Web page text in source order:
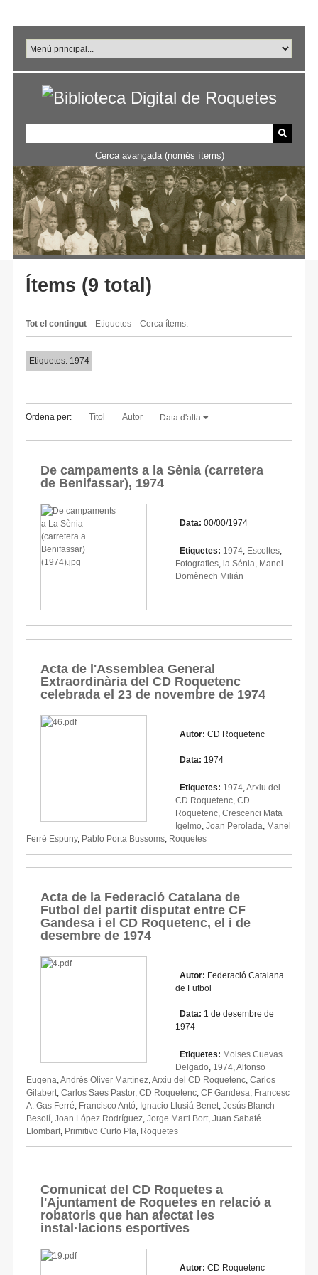
principal
Cerca avançada (només ítems)
Ítems (9 total)
Tot el contingut Etiquetes Cerca ítems.
Etiquetes: 1974
Ordena per: Títol Autor Data d'alta
De campaments a la Sènia (carretera
de Benifassar), 1974
Data: 00/00/1974
Etiquetes: 1974 Escoltes
Fotografies la Sénia Manel
Domènech Milián
Acta de l'Assemblea General
Extraordinària del CD Roquetenc
celebrada el 23 de novembre de 1974
Autor: CD Roquetenc
Data: 1974
Etiquetes: 1974 Arxiu del
CD Roquetenc CD
Roquetenc Crescenci Mata
Igelmo Joan Perolada Manel
Ferré Espuny, Pablo Porta Bussoms Roquetes
Acta de la Federació Catalana de
Futbol del partit disputat entre CF
Gandesa i el CD Roquetenc, el i de
desembre de 1974
Autor: Federació Catalana
de Futbol
Data: 1 de desembre de
1974
Etiquetes: Moises Cuevas
Delgado 1974 Alfonso
Eugena Andrés Oliver Martínez Arxiu del CD Roquetenc Carlos
Gilabert Carlos Saes Pastor, CD Roquetenc CF Gandesa Francesc
A. Gas Ferré Francisco Antó Ignacio Llusiá Benet Jesús Blanch
Besolí Joan López Rodríguez Jorge Marti Bort Juan Sabaté
Llombart Primitivo Curto Pla Roquetes
Comunicat del CD Roquetes a
l'Ajuntament de Roquetes en relació a
robatoris que han afectat les
instal·lacions esportives
Autor: CD Roquetenc